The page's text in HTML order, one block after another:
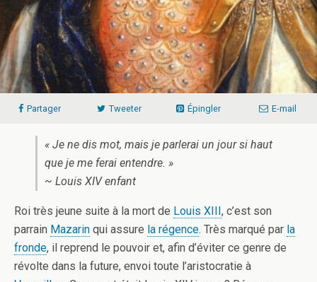
Partager Tweeter Épingler E-mail
« Je ne dis mot, mais je parlerai un jour si haut
que je me ferai entendre. »
~ Louis XIV enfant
Roi très jeune suite à la mort de Louis XIII, c’est son
parrain Mazarin qui assure la régence. Très marqué par la
fronde, il reprend le pouvoir et, afin d’éviter ce genre de
révolte dans la future, envoi toute l’aristocratie à